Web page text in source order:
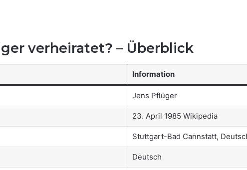
verheiratet? – Überblick
Information
Jens Pflüger
23. April 1985 Wikipedia
Stuttgart-Bad Cannstatt,
Deutsch